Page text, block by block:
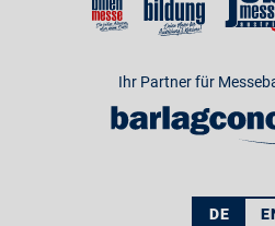
Ihr Partner für
DE